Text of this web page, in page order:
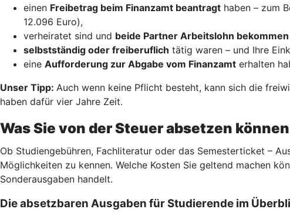
einen Freibetrag beim Finanzamt beantragt haben – zum
12.096 Euro),
verheiratet sind und beide Partner Arbeitslohn bekommen
selbstständig oder freiberuflich tätig waren – und Ihre
eine Aufforderung zur Abgabe vom Finanzamt erhalten
Unser Tipp: Auch wenn keine Pflicht besteht, kann sich die
haben dafür vier Jahre Zeit.
Was Sie von der Steuer absetzen
Ob Studiengebühren, Fachliteratur oder das Semesterticket –
Möglichkeiten zu kennen. Welche Kosten Sie geltend machen
Sonderausgaben handelt.
Die absetzbaren Ausgaben für Studierende im